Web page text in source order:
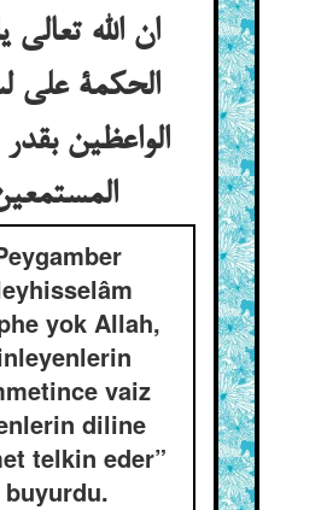
ان الله تعالی
الحکمة علی
الواعظین
المستمعین
yok Allah,
vaiz
diline
telkin eder”
buyurdu.